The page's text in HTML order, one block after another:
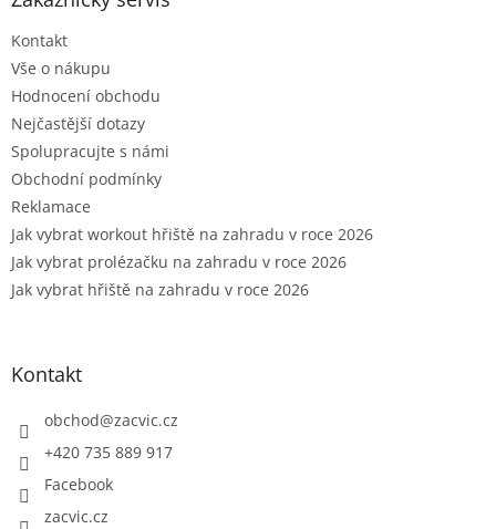
Kontakt
Vše o nákupu
Hodnocení obchodu
Nejčastější dotazy
Spolupracujte s námi
Obchodní podmínky
Reklamace
Jak vybrat workout hřiště na zahradu v roce 2026
Jak vybrat prolézačku na zahradu v roce 2026
Jak vybrat hřiště na zahradu v roce 2026
Kontakt
obchod@zacvic.cz
+420 735 889 917
Facebook
zacvic.cz